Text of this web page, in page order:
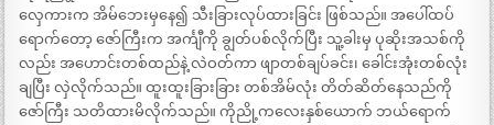
လှေကားက အိမ်ဘေးမှနေ၍ သီးခြားလုပ်ထားခြင်း ဖြစ်သည်။ အပေါ်ထပ်
ရောက်တော့ ဇော်ကြီးက အင်္ကျီကို ချွတ်ပစ်လိုက်ပြီး သူ့ခါးမှ ပုဆိုးအသစ်ကို
လည်း အဟောင်းတစ်ထည်နဲ့ လဲဝတ်ကာ ဖျာတစ်ချပ်ခင်း၊ ခေါင်းအုံးတစ်လုံး
ချပြီး လှဲလိုက်သည်။ ထူးထူးခြားခြား တစ်အိမ်လုံး တိတ်ဆိတ်နေသည်ကို
ဇော်ကြီး သတိထားမိလိုက်သည်။ ကိုညို့ကလေးနှစ်ယောက် ဘယ်ရောက်